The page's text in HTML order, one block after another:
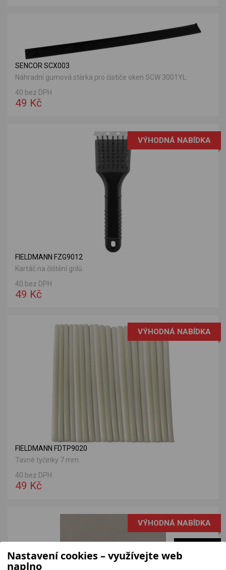
SENCOR SCX003
Náhradní gumová stěrka pro čističe oken SCW 3001YL.
40 bez DPH
49 Kč
VÝHODNÁ NABÍDKA
FIELDMANN FZG9012
Kartáč na čištění grilů.
40 bez DPH
49 Kč
VÝHODNÁ NABÍDKA
FIELDMANN FDTP9020
Tavné tyčinky 7 mm.
40 bez DPH
49 Kč
VÝHODNÁ NABÍDKA
Nastavení cookies – využívejte web
naplno